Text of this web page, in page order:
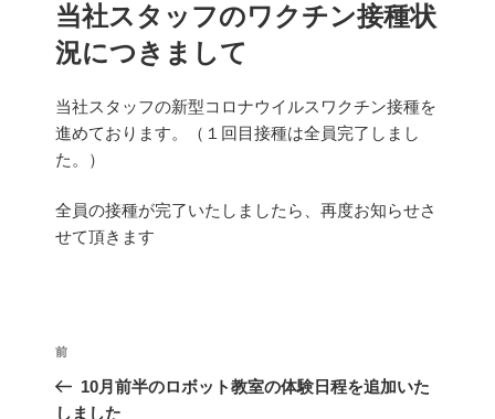
当社スタッフのワクチン接種状
況につきまして
当社スタッフの新型コロナウイルスワクチン接種を
進めております。（１回目接種は全員完了しまし
た。）
全員の接種が完了いたしましたら、再度お知らせさ
せて頂きます
前
10月前半のロボット教室の体験日程を追加いた
しました